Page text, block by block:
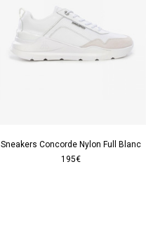
Sneakers Concorde Nylon Full Blanc
195€